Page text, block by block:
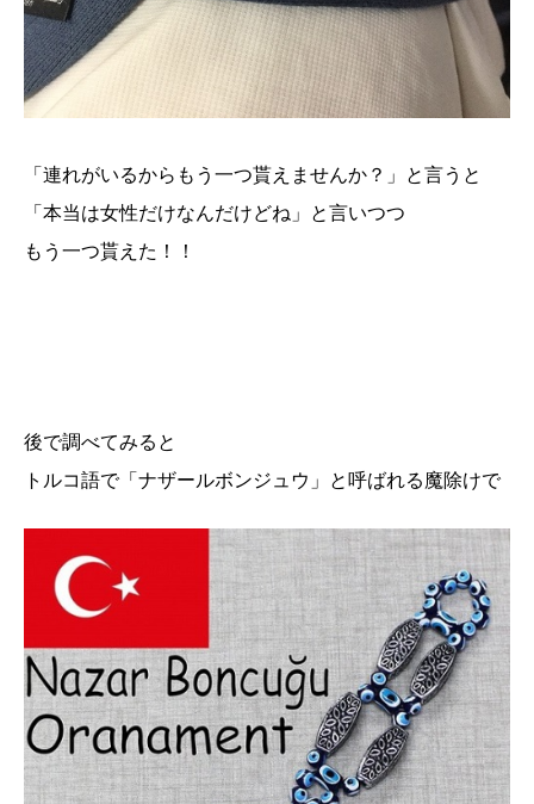
「連れがいるからもう一つ貰えませんか？」と言うと
「本当は女性だけなんだけどね」と言いつつ
もう一つ貰えた！！
後で調べてみると
トルコ語で「ナザールボンジュウ」と呼ばれる魔除けで